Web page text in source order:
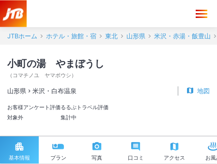
JTBホーム ホテル・旅館・宿 東北 山形県 米沢・赤湯・飯豊山
小町の湯 やまぼうし
（ コマチノユ ヤマボウシ ）
山形県 米沢・白布温泉 地図
お客様アンケート評価
対象外
るるぶトラベル評価
集計中
基本情報 プラン 写真 口コミ アクセス お